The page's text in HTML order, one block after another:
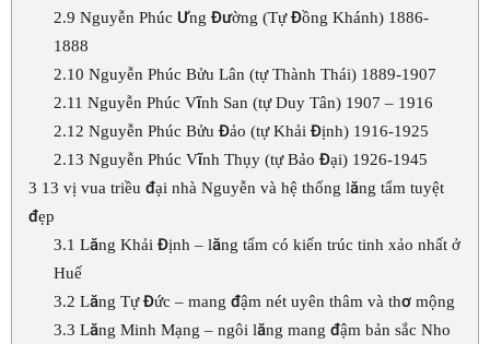
2.9 Nguyễn Phúc Ưng Đường (Tự Đồng Khánh) 1886-
1888
2.10 Nguyễn Phúc Bửu Lân (tự Thành Thái) 1889-1907
2.11 Nguyễn Phúc Vĩnh San (tự Duy Tân) 1907 – 1916
2.12 Nguyễn Phúc Bửu Đảo (tự Khải Định) 1916-1925
2.13 Nguyễn Phúc Vĩnh Thụy (tự Bảo Đại) 1926-1945
3 13 vị vua triều đại nhà Nguyễn và hệ thống lăng tẩm tuyệt
đẹp
3.1 Lăng Khải Định – lăng tẩm có kiến trúc tinh xảo nhất ở
Huế
3.2 Lăng Tự Đức – mang đậm nét uyên thâm và thơ mộng
3.3 Lăng Minh Mạng – ngôi lăng mang đậm bản sắc Nho